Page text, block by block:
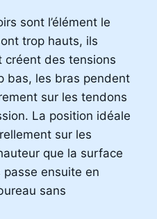
sont l’élément le
trop hauts, ils
créent des tensions
bas, les bras pendent
sur les tendons
La position idéale
sur les
que la surface
passe ensuite en
sans